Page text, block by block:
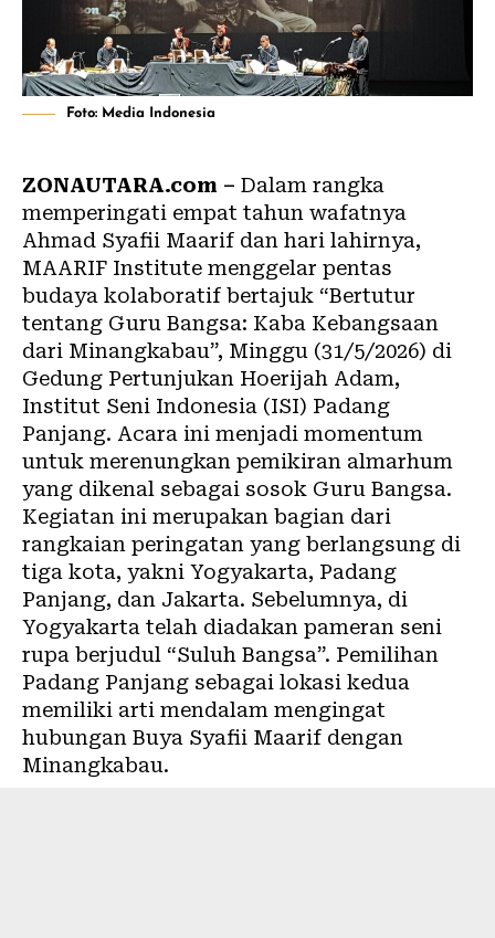
Foto: Media Indonesia
ZONAUTARA.com – Dalam rangka
memperingati empat tahun wafatnya
Ahmad Syafii Maarif dan hari lahirnya,
MAARIF Institute menggelar pentas
budaya kolaboratif bertajuk “Bertutur
tentang Guru Bangsa: Kaba Kebangsaan
dari Minangkabau”, Minggu (31/5/2026) di
Gedung Pertunjukan Hoerijah Adam,
Institut Seni Indonesia (ISI) Padang
Panjang. Acara ini menjadi momentum
untuk merenungkan pemikiran almarhum
yang dikenal sebagai sosok Guru Bangsa.
Kegiatan ini merupakan bagian dari
rangkaian peringatan yang berlangsung di
tiga kota, yakni Yogyakarta, Padang
Panjang, dan Jakarta. Sebelumnya, di
Yogyakarta telah diadakan pameran seni
rupa berjudul “Suluh Bangsa”. Pemilihan
Padang Panjang sebagai lokasi kedua
memiliki arti mendalam mengingat
hubungan Buya Syafii Maarif dengan
Minangkabau.